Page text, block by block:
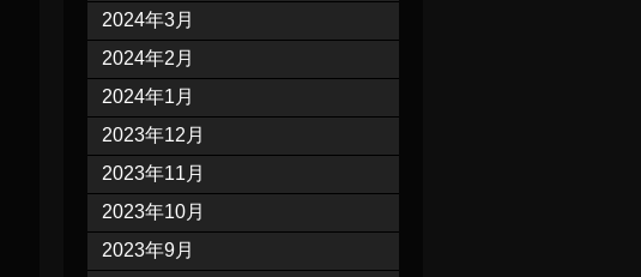
2024年3月
2024年2月
2024年1月
2023年12月
2023年11月
2023年10月
2023年9月